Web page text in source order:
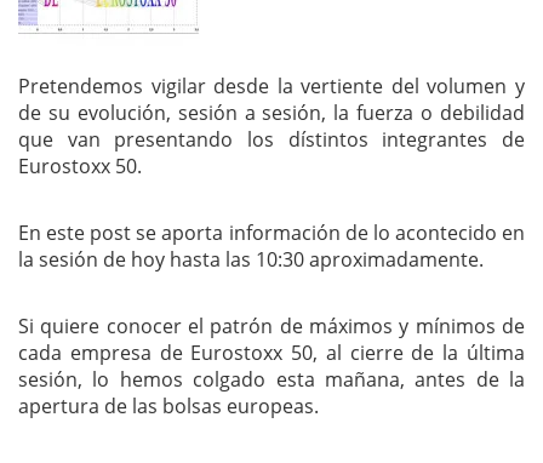
Pretendemos vigilar desde la vertiente del volumen y
de su evolución, sesión a sesión, la fuerza o debilidad
que van presentando los dístintos integrantes de
Eurostoxx 50.
En este post se aporta información de lo acontecido en
la sesión de hoy hasta las 10:30 aproximadamente.
Si quiere conocer el patrón de máximos y mínimos de
cada empresa de Eurostoxx 50, al cierre de la última
sesión, lo hemos colgado esta mañana, antes de la
apertura de las bolsas europeas.